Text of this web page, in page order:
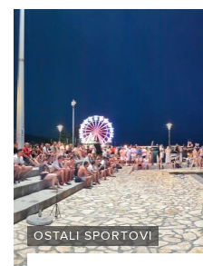
OSTALI SPORTOVI